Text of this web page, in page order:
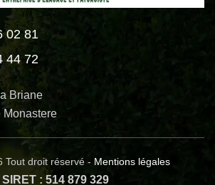
02 81
44 72
Briane
Monastere
Tout droit réservé - Mentions légales
SIRET : 514 879 329